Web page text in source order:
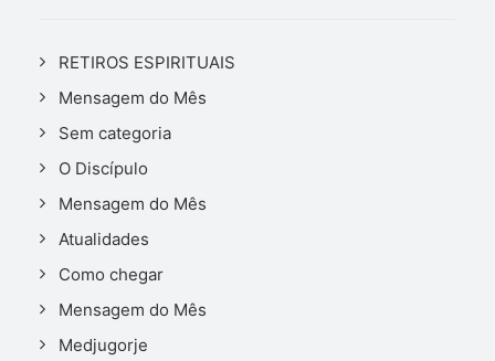
RETIROS ESPIRITUAIS
Mensagem do Mês
Sem categoria
O Discípulo
Mensagem do Mês
Atualidades
Como chegar
Mensagem do Mês
Medjugorje